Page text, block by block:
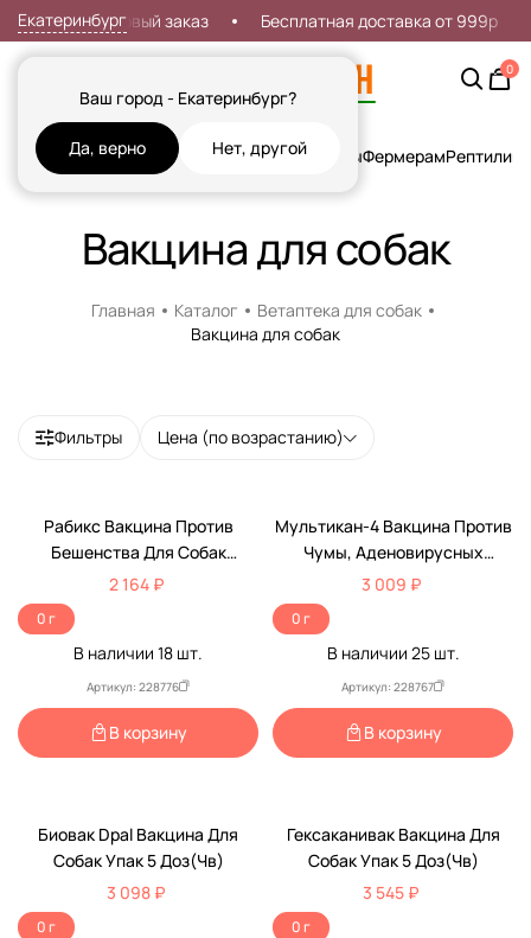
Екатеринбург
Ваш город - Екатеринбург?
Да, верно Нет, другой
7% на первый заказ Бесплатная доставка от 999р
0
Кошки СобакиРыбы Грызуны и Хорьки ПтицыФермерамРептилии
Вакцина для собак
Главная Каталог
Ветаптека для собак
Вакцина для собак
Фильтры Цена (по возрастанию)
Рабикс Вакцина Против
Бешенства Для Собак
Упаковка 10 Доз(Чв)
2 164 ₽
0 г
В наличии 18 шт.
Артикул: 228776
В корзину
Мультикан-4 Вакцина Против
Чумы, Аденовирусных
Инфекций, Парвовирусного,
Коронавирусного Энтерита
Для Собак 5доз Упаковка (Чв)
3 009 ₽
0 г
В наличии 25шт.
Артикул: 228767
В корзину
Биовак Dpal Вакцина Для
Собак Упак 5 Доз(Чв)
3 098 ₽
0 г
Гексаканивак Вакцина Для
Собак Упак 5 Доз(Чв)
3 545 ₽
0 г